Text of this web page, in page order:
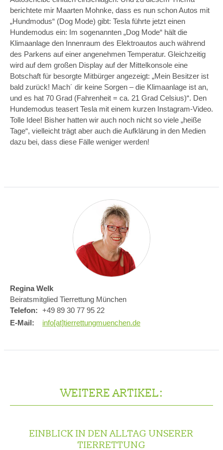
berichtete mir Maarten Mohnke, dass es nun schon Autos mit
„Hundmodus“ (Dog Mode) gibt: Tesla führte jetzt einen
Hundemodus ein: Im sogenannten „Dog Mode“ hält die
Klimaanlage den Innenraum des Elektroautos auch während
des Parkens auf einer angenehmen Temperatur. Gleichzeitig
wird auf dem großen Display auf der Mittelkonsole eine
Botschaft für besorgte Mitbürger angezeigt: „Mein Besitzer ist
bald zurück! Mach´ dir keine Sorgen – die Klimaanlage ist an,
und es hat 70 Grad (Fahrenheit = ca. 21 Grad Celsius)“. Den
Hundemodus teasert Tesla mit einem kurzen Instagram-Video.
Tolle Idee! Bisher hatten wir auch noch nicht so viele „heiße
Tage“, vielleicht trägt aber auch die Aufklärung in den Medien
dazu bei, dass diese Fälle weniger werden!
Regina Welk
Beiratsmitglied Tierrettung München
Telefon: +49 89 30 77 95 22
E-Mail:
info[at]tierrettungmuenchen.de
WEITERE ARTIKEL:
EINBLICK IN DEN ALLTAG UNSERER
TIERRETTUNG